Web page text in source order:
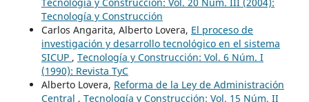
Tecnología y Construcción
Carlos Angarita, Alberto Lovera, El proceso de
investigación y desarrollo tecnológico en el sistema
SICUP , Tecnología y Construcción: Vol. 6 Núm. I
(1990): Revista TyC
Alberto Lovera, Reforma de la Ley de Administración
Central , Tecnología y Construcción: Vol. 15 Núm. II